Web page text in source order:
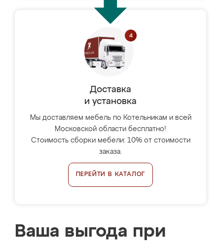
Доставка
и установка
Мы доставляем мебель по Котельникам и всей
Московской области бесплатно!
Стоимость сборки мебели: 10% от стоимости
заказа.
ПЕРЕЙТИ В КАТАЛОГ
Ваша выгода при